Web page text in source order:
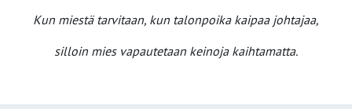
Kun miestä tarvitaan, kun talonpoika kaipaa johtajaa,
silloin mies vapautetaan keinoja kaihtamatta.